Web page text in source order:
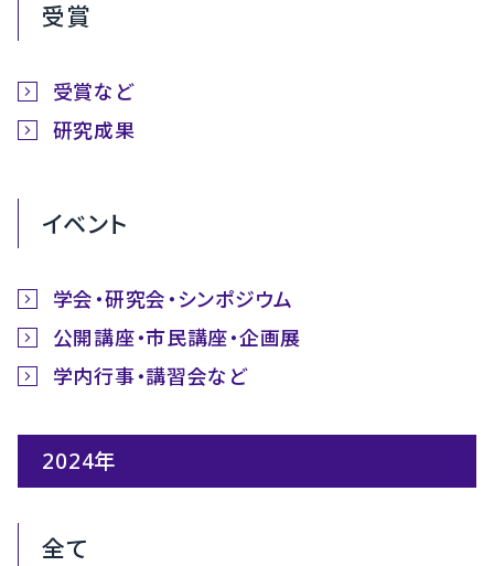
受賞
受賞など
研究成果
イベント
学会・研究会・シンポジウム
公開講座・市民講座・企画展
学内行事・講習会など
2024年
全て